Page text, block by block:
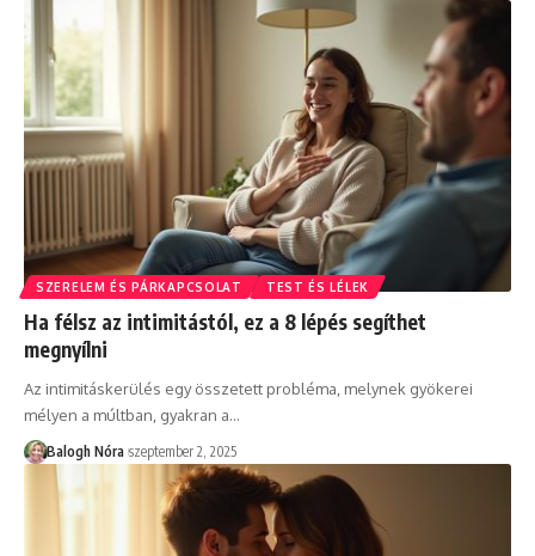
SZERELEM ÉS PÁRKAPCSOLAT TEST ÉS LÉLEK
Ha félsz az intimitástól, ez a 8 lépés segíthet
megnyílni
Az intimitáskerülés egy összetett probléma, melynek gyökerei
mélyen a múltban, gyakran a…
Balogh Nóra szeptember 2, 2025